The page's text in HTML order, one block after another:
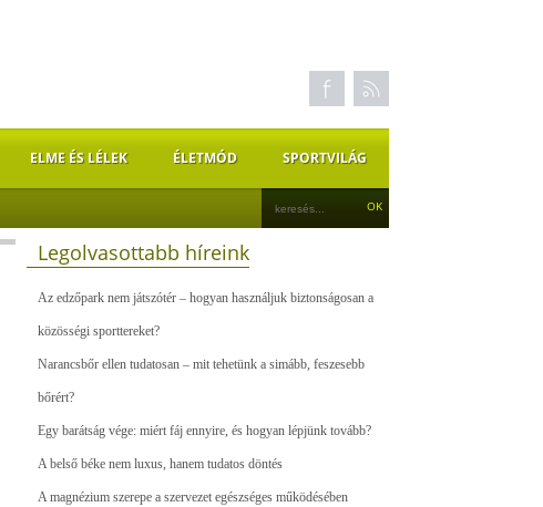
ELME ÉS LÉLEK ÉLETMÓD SPORTVILÁG
Legolvasottabb híreink
Az edzőpark nem játszótér – hogyan használjuk biztonságosan a
közösségi sporttereket?
Narancsbőr ellen tudatosan – mit tehetünk a simább, feszesebb
bőrért?
Egy barátság vége: miért fáj ennyire, és hogyan lépjünk tovább?
A belső béke nem luxus, hanem tudatos döntés
A magnézium szerepe a szervezet egészséges működésében